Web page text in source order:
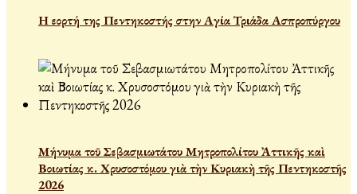
Η εορτή της Πεντηκοστής στην Αγία Τριάδα Ασπροπύργου
Μήνυμα τοῦ Σεβασμιωτάτου Μητροπολίτου Ἀττικῆς καὶ
Βοιωτίας κ. Χρυσοστόμου γιὰ τὴν Κυριακὴ τῆς Πεντηκοστῆς
2026